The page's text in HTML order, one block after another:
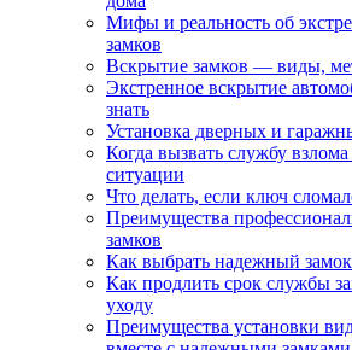
Мифы и реальность об
замков
Вскрытие замков — виды,
Экстренное вскрытие
знать
Установка дверных и
Когда вызвать службу
ситуации
Что делать, если ключ
Преимущества
замков
Как выбрать надежный
Как продлить срок службы
уходу
Преимущества установки